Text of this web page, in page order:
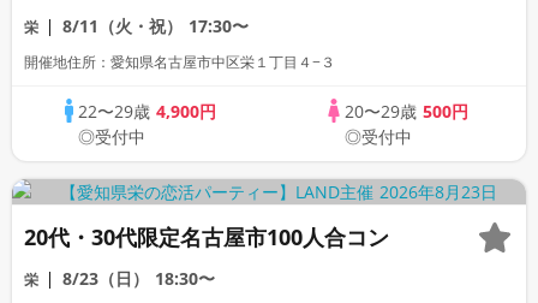
栄 8/11（火・祝） 17:30〜
開催地住所：愛知県名古屋市中区栄１丁目４−３
22〜29歳4,900円
◎受付中
20〜29歳 500円
◎受付中
20代・30代限定名古屋市100人合コン
栄 8/23（日） 18:30〜